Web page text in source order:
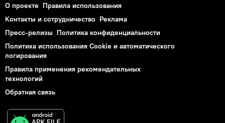
О проекте Правила использования
Контакты и сотрудничество Реклама
Пресс-релизы Политика конфиденциальности
Политика использования Cookie и автоматического
логирования
Правила применения рекомендательных
технологий
Обратная связь